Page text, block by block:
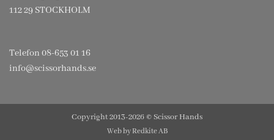
112 29 STOCKHOLM
Telefon 08-653 01 16
info@scissorhands.se
Copyright 2013-2026 © Scissor Hands
Web byRedkite AB